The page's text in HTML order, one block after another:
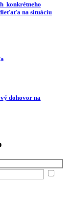
konkrétneho
na situáciu
dohovor na